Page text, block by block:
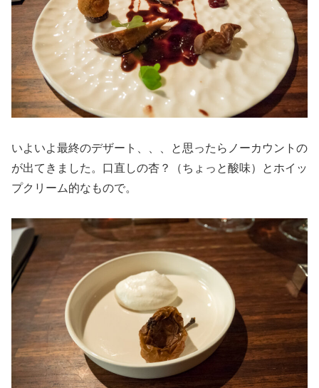
いよいよ最終のデザート、、、と思ったらノーカウントの
が出てきました。口直しの杏？（ちょっと酸味）とホイッ
プクリーム的なもので。